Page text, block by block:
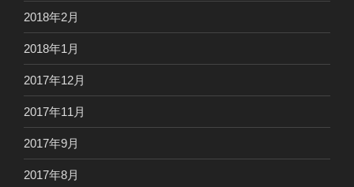
2018年2月
2018年1月
2017年12月
2017年11月
2017年9月
2017年8月